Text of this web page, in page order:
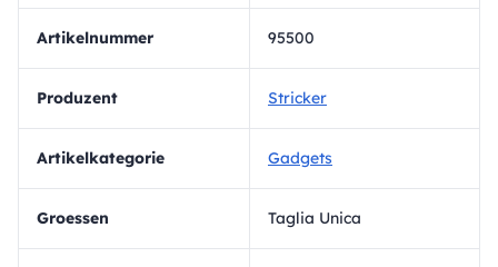
Artikelnummer 95500
Produzent Stricker
Artikelkategorie Gadgets
Groessen Taglia Unica